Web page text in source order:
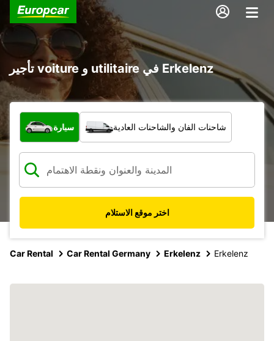
تأجير voiture و utilitaire في Erkelenz
ما نوع المركبة؟
سيارة شاحنات الفان والشاحنات العادية
اختر موقع الاستلام
Car Rental Car Rental Germany Erkelenz Erkelenz